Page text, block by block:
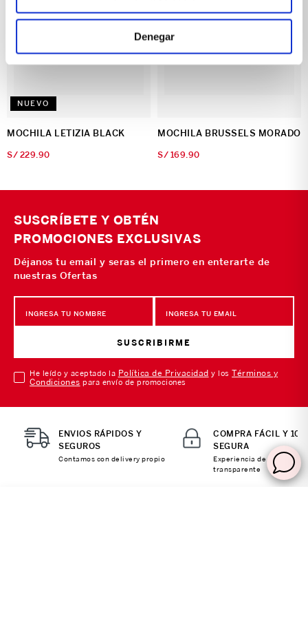
Denegar
NUEVO
MOCHILA LETIZIA BLACK
S/ 229.90
MOCHILA BRUSSELS MORADO
S/ 169.90
SUSCRÍBETE Y OBTÉN
PROMOCIONES EXCLUSIVAS
Déjanos tu email y seras el primero en enterarte de
nuestras Ofertas
SUSCRIBIRME
He leído y aceptado la Política de Privacidad y losTérminos y
Condiciones para envío de promociones
ENVIOS RÁPIDOS Y
SEGUROS
Contamos con delivery propio
COMPRA FÁCIL Y
SEGURA
Experiencia de compra
transparente